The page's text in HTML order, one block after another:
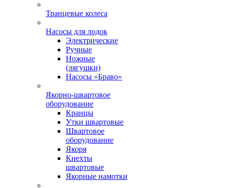
Транцевые колеса
Насосы для лодок
Электрические
Ручные
Ножные
(лягушки)
Насосы «Браво»
Якорно-швартовое
оборудование
Кранцы
Утки швартовые
Швартовое
оборудование
Якоря
Кнехты
швартовые
Якорные намотки